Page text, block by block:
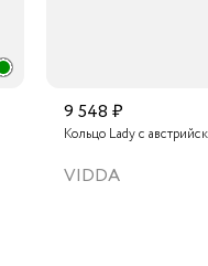
9 548 ₽
Кольцо Lady с
VIDDA